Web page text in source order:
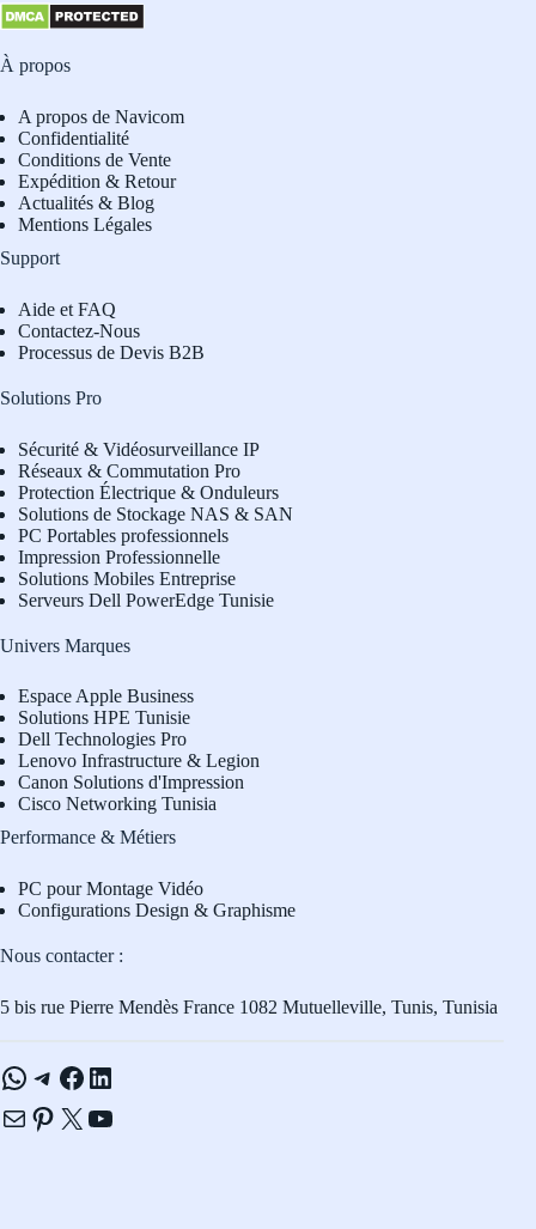
À propos
A propos de Navicom
Confidentialité
Conditions de Vente
Expédition & Retour
Actualités & Blog
Mentions Légales
Support
Aide et FAQ
Contactez-Nous
Processus de Devis B2B
Solutions Pro
Sécurité & Vidéosurveillance IP
Réseaux & Commutation Pro
Protection Électrique & Onduleurs
Solutions de Stockage NAS & SAN
PC Portables professionnels
Impression Professionnelle
Solutions Mobiles Entreprise
Serveurs Dell PowerEdge Tunisie
Univers Marques
Espace Apple Business
Solutions HPE Tunisie
Dell Technologies Pro
Lenovo Infrastructure & Legion
Canon Solutions d'Impression
Cisco Networking Tunisia
Performance & Métiers
PC pour Montage Vidéo
Configurations Design & Graphisme
Nous contacter :
5 bis rue Pierre Mendès France 1082 Mutuelleville, Tunis, Tunisia
WhatsApp
Telegram
Facebook
LinkedIn
E-mailPinterest
X YouTube